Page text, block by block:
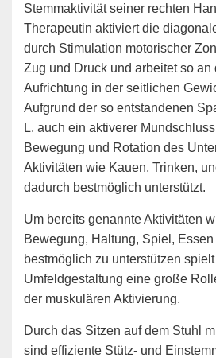
Stemmaktivität seiner rechten
Therapeutin aktiviert die
durch Stimulation motorischer
Zug und Druck und arbeitet so an
Aufrichtung in der seitlichen
Aufgrund der so entstandenen
L. auch ein aktiverer
Bewegung und Rotation des
Aktivitäten wie Kauen, Trinken,
dadurch bestmöglich unterstützt.
Um bereits genannte Aktivitäten
Bewegung, Haltung, Spiel,
bestmöglich zu unterstützen
Umfeldgestaltung eine große
der muskulären Aktivierung.
Durch das Sitzen auf dem Stuhl
sind effiziente Stütz- und